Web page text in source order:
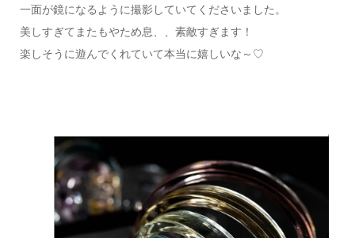
一面が鏡になるように撮影していてくださいました。
美しすぎてまたもやため息、、素敵すぎます！
楽しそうに遊んでくれていて本当に嬉しいな～♡